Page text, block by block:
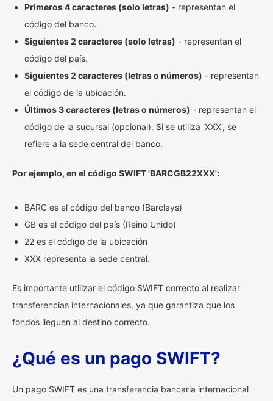
Primeros 4 caracteres (solo letras) - representan el
código del banco.
Siguientes 2 caracteres (solo letras) - representan el
código del país.
Siguientes 2 caracteres (letras o números) - representan
el código de la ubicación.
Últimos 3 caracteres (letras o números) - representan el
código de la sucursal (opcional). Si se utiliza 'XXX', se
refiere a la sede central del banco.
Por ejemplo, en el código SWIFT 'BARCGB22XXX':
BARC es el código del banco (Barclays)
GB es el código del país (Reino Unido)
22 es el código de la ubicación
XXX representa la sede central.
Es importante utilizar el código SWIFT correcto al realizar
transferencias internacionales, ya que garantiza que los
fondos lleguen al destino correcto.
¿Qué es un pago SWIFT?
Un pago SWIFT es una transferencia bancaria internacional